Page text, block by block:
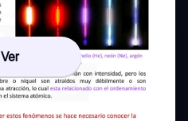
Ver